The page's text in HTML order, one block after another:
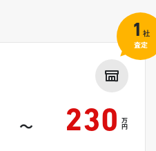
～ 230 万
円
1 社
査定